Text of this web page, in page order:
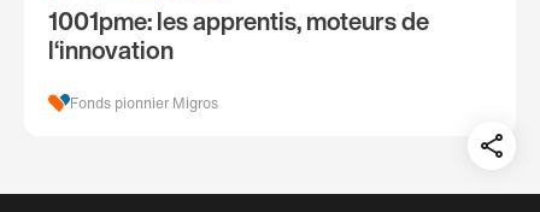
1001pme: les apprentis, moteurs de
l‘innovation
Fonds pionnier Migros
auf: